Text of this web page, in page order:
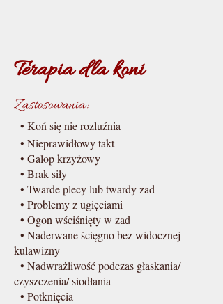
Terapia dla koni
Zastosowania:
• Koń się nie rozluźnia
• Nieprawidłowy takt
• Galop krzyżowy
• Brak siły
• Twarde plecy lub twardy zad
• Problemy z ugięciami
• Ogon wściśnięty w zad
• Naderwane ścięgno bez widocznej
kulawizny
• Nadwrażliwość podczas głaskania/
czyszczenia/ siodłania
• Potknięcia